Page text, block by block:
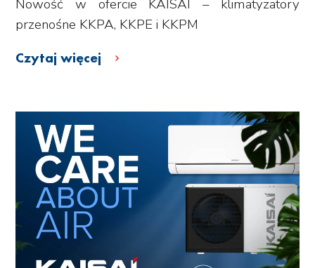
Nowość w ofercie KAISAI – klimatyzatory
przenośne KKPA, KKPE i KKPM
Czytaj więcej